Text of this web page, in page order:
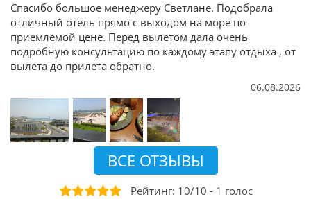
Спасибо большое менеджеру Светлане. Подобрала
отличный отель прямо с выходом на море по
приемлемой цене. Перед вылетом дала очень
подробную консультацию по каждому этапу отдыха , от
вылета до прилета обратно.
06.08.2026
ВСЕ ОТЗЫВЫ
Рейтинг: 10/10 - 1 голоc